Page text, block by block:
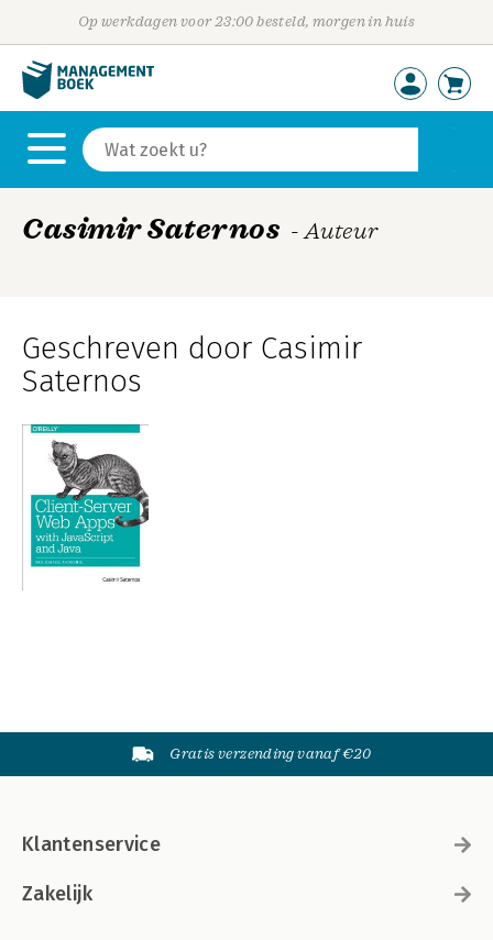
Op werkdagen voor 23:00 besteld, morgen in huis
Casimir Saternos - Auteur
Geschreven door Casimir
Saternos
Gratis verzending vanaf €20
Klantenservice
Zakelijk